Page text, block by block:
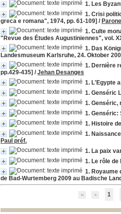
1. Les
1. Crisi
greca e romana", 1974, pp. 61-109] /
1. Culte
"Revue des Études Augustiniennes", vol.
1. Das
Landesmuseum Karlsruhe, 24. Oktober
1. Dernière
pp.429-435] /Jehan Desanges
1. L'Egypte
1. Genséric
1. Genséric,
1. Genséric:
1. Histoire
1.
Paul préf.
1. La paix
1. Le rôle de
1. Royaume
de Bad-Wurtemberg 2009 au Badische
1